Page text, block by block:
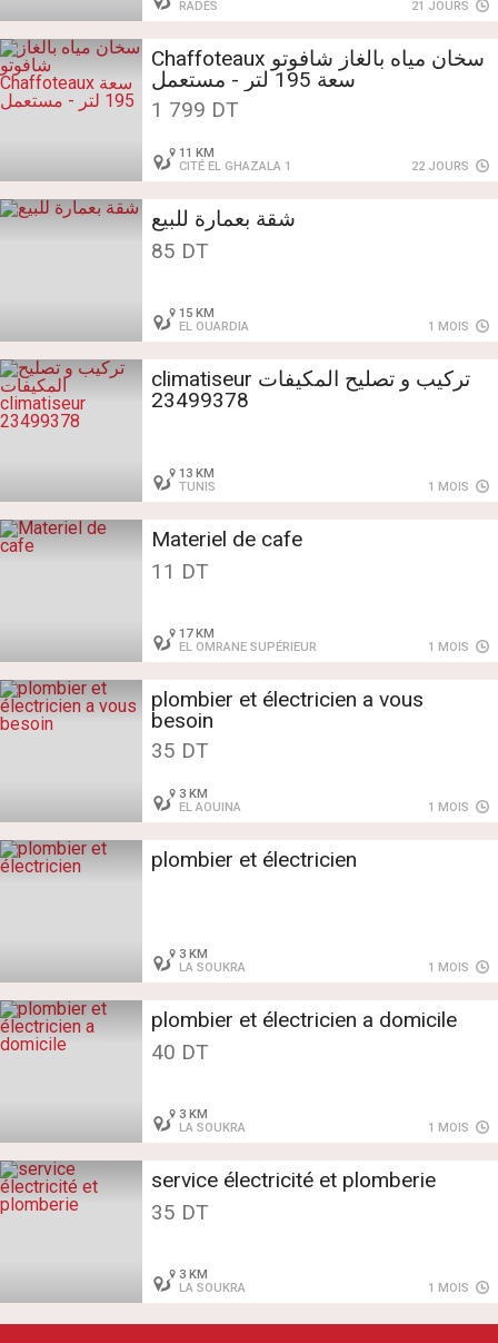
RADÈS
21 JOURS
سخان مياه بالغاز شافوتو Chaffoteaux
سعة 195 لتر - مستعمل
1 799 DT
11 KM
CITÉ EL GHAZALA 1
22 JOURS
شقة بعمارة للبيع
85 DT
15 KM
EL OUARDIA
1 MOIS
تركيب و تصليح المكيفات climatiseur
23499378
13 KM
TUNIS
1 MOIS
Materiel de cafe
11 DT
17 KM
EL OMRANE SUPÉRIEUR
1 MOIS
plombier et électricien a vous
besoin
35 DT
3 KM
EL AOUINA
1 MOIS
plombier et électricien
3 KM
LA SOUKRA
1 MOIS
plombier et électricien a domicile
40 DT
3 KM
LA SOUKRA
1 MOIS
service électricité et plomberie
35 DT
3 KM
LA SOUKRA
1 MOIS